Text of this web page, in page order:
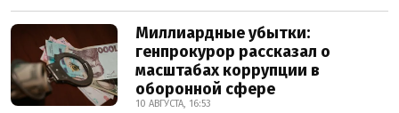
Миллиардные убытки:
генпрокурор рассказал о
масштабах коррупции в
оборонной сфере
10 АВГУСТА, 16:53